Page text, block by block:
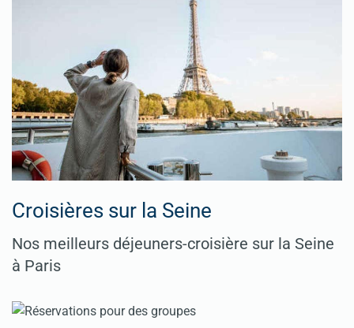
Croisières sur la Seine
Nos meilleurs déjeuners-croisière sur la Seine
à Paris